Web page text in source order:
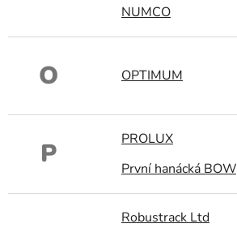
NUMCO
O OPTIMUM
P
PROLUX
První hanácká
Robustrack Ltd